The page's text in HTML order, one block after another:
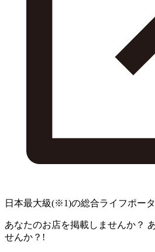
日本最大級(※1)の総合ライフポー
あなたのお店を掲載しませんか？
せんか？!